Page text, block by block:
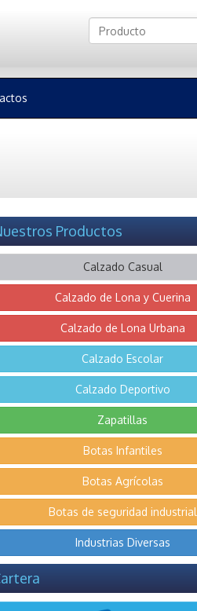
Productos
Calzado Casual
Calzado de Lona y Cuerina
Calzado de Lona Urbana
Calzado Escolar
Calzado Deportivo
Zapatillas
Botas Infantiles
Botas Agrícolas
Botas de seguridad industrial
Industrias Diversas